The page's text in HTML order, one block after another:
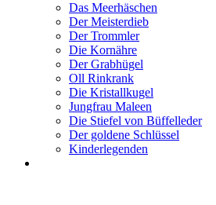
Das Meerhäschen
Der Meisterdieb
Der Trommler
Die Kornähre
Der Grabhügel
Oll Rinkrank
Die Kristallkugel
Jungfrau Maleen
Die Stiefel von Büffelleder
Der goldene Schlüssel
Kinderlegenden